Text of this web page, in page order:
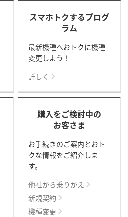
スマホトクするプログ
ラム
最新機種へおトクに機種
変更しよう！
詳しく
購入をご検討中の
お客さま
お手続きのご案内とおト
クな情報をご紹介しま
す。
他社から乗りかえ
新規契約
機種変更